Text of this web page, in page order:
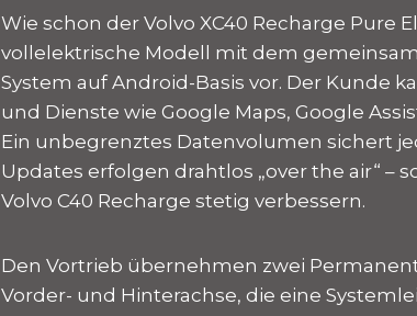
Wie schon der Volvo XC40 Recharge Pure
vollelektrische Modell mit dem
System auf Android-Basis vor. Der Kunde
und Dienste wie Google Maps, Google
Ein unbegrenztes Datenvolumen sichert
Updates erfolgen drahtlos „over the air“ –
Volvo C40 Recharge stetig verbessern.
Den Vortrieb übernehmen zwei
Vorder- und Hinterachse, die eine